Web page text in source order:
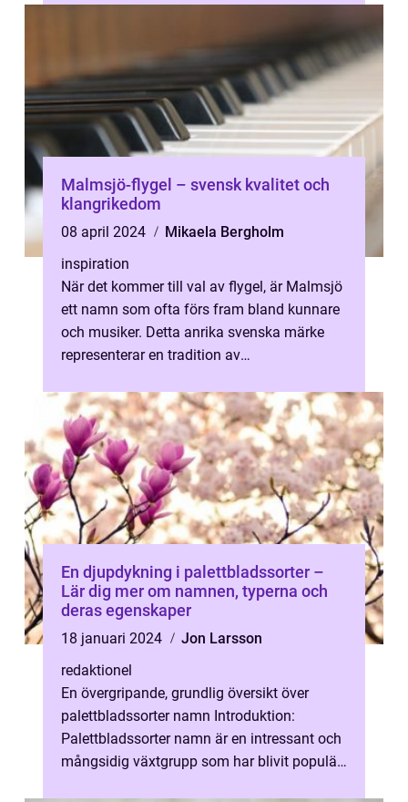
Malmsjö-flygel – svensk kvalitet och
klangrikedom
08 april 2024
Mikaela Bergholm
inspiration
När det kommer till val av flygel, är Malmsjö
ett namn som ofta förs fram bland kunnare
och musiker. Detta anrika svenska märke
representerar en tradition av
En djupdykning i palettbladssorter –
Lär dig mer om namnen, typerna och
deras egenskaper
18 januari 2024
Jon Larsson
redaktionel
En övergripande, grundlig översikt över
palettbladssorter namn Introduktion:
Palettbladssorter namn är en intressant och
mångsidig växtgrupp som har blivit populär